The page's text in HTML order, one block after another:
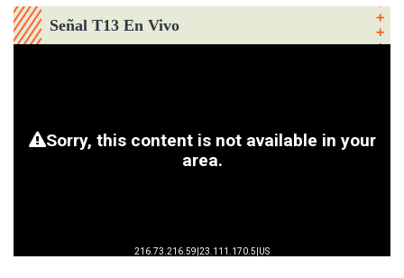
Señal T13 En Vivo